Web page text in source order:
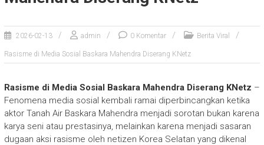
2026-02-13 admin 0 Komentar Berita Viral
Rasisme di Media Sosial Baskara Mahendra Diserang KNetz
Rasisme di Media Sosial Baskara Mahendra Diserang KNetz –
Fenomena media sosial kembali ramai diperbincangkan ketika
aktor Tanah Air Baskara Mahendra menjadi sorotan bukan karena
karya seni atau prestasinya, melainkan karena menjadi sasaran
dugaan aksi rasisme oleh netizen Korea Selatan yang dikenal